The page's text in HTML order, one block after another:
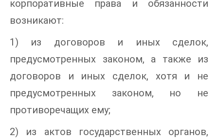
корпоративные права и обязанности
возникают:
1) из договоров и иных сделок,
предусмотренных законом, а также из
договоров и иных сделок, хотя и не
предусмотренных законом, но не
противоречащих ему;
2) из актов государственных органов,